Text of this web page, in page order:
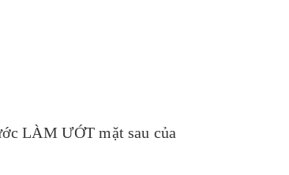
LÀM ƯỚT mặt sau của